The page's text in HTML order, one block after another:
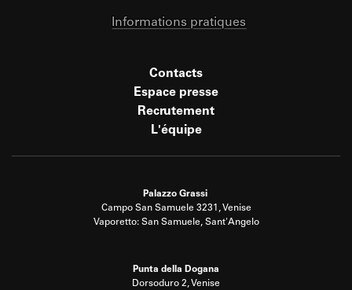
Informations pratiques
Contacts
Espace presse
Recrutement
L'équipe
Palazzo Grassi
Campo San Samuele 3231, Venise
Vaporetto: San Samuele, Sant'Angelo
Punta della Dogana
Dorsoduro 2, Venise